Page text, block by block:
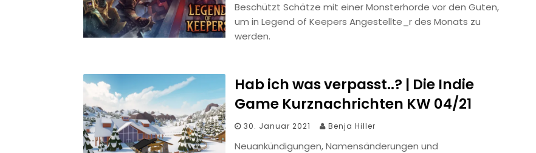
Beschützt Schätze mit einer Monsterhorde vor den Guten,
um in Legend of Keepers Angestellte_r des Monats zu
werden.
Hab ich was verpasst..? | Die Indie
Game Kurznachrichten KW 04/21
30. Januar 2021 Benja Hiller
Neuankündigungen, Namensänderungen und